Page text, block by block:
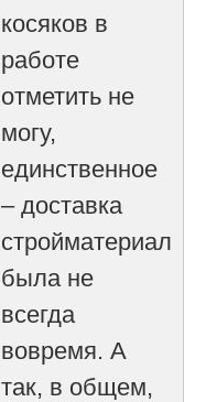
косяков в
работе
отметить не
могу,
единственное
– доставка
стройматериалов
была не
всегда
вовремя. А
так, в общем,